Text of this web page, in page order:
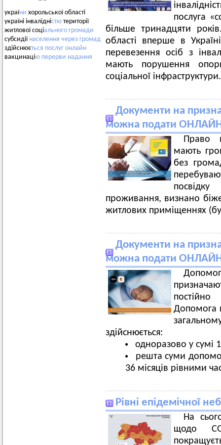
україни хорольської області
україні інвалідністю території
житлової соціального громади
субсидії населення через громад
здійснюється послуг онлайн
вакцинацію перерви надання
послуга
більше тринадцяти
області вперше в
перевезення осіб з
мають порушення
соціальної
Документи на
можна подати
Право
мають
без
проживання, визнано
житлових приміщеннях
Документи на
можна подати
Допомога
здійснюється:
одноразово у сумі
решта суми
36 місяців рівними
Рівні епідемічної
На
щодо